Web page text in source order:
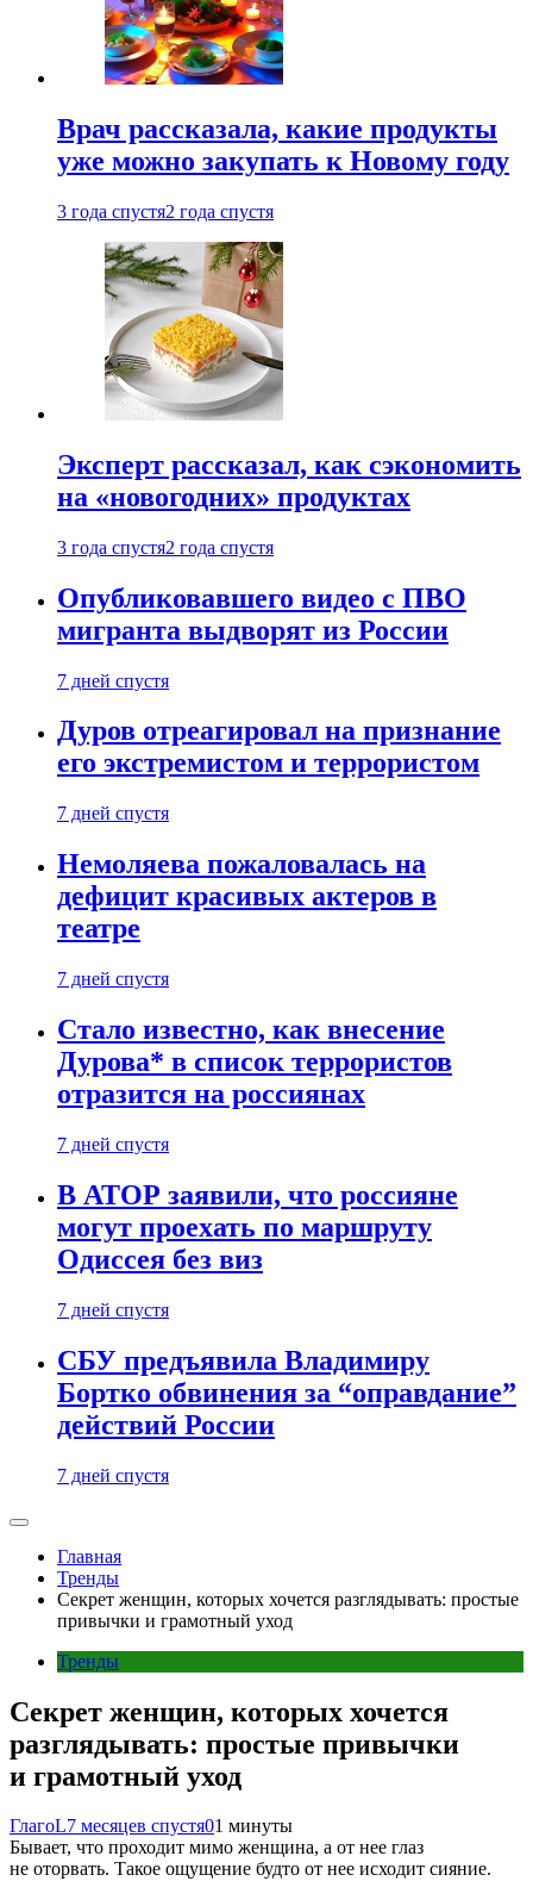
Врач рассказала, какие продукты
уже можно закупать к Новому году
3 года спустя2 года спустя
Эксперт рассказал, как сэкономить
на «новогодних» продуктах
3 года спустя2 года спустя
Опубликовавшего видео с ПВО
мигранта выдворят из России
7 дней спустя
Дуров отреагировал на признание
его экстремистом и террористом
7 дней спустя
Немоляева пожаловалась на
дефицит красивых актеров в
театре
7 дней спустя
Стало известно, как внесение
Дурова* в список террористов
отразится на россиянах
7 дней спустя
В АТОР заявили, что россияне
могут проехать по маршруту
Одиссея без виз
7 дней спустя
СБУ предъявила Владимиру
Бортко обвинения за “оправдание”
действий России
7 дней спустя
Главная
Тренды
Секрет женщин, которых хочется разглядывать: простые
привычки и грамотный уход
Тренды
Секрет женщин, которых хочется
разглядывать: простые привычки
и грамотный уход
ГлагоL7 месяцев спустя01 минуты
Бывает, что проходит мимо женщина, а от нее глаз
не оторвать. Такое ощущение будто от нее исходит сияние.